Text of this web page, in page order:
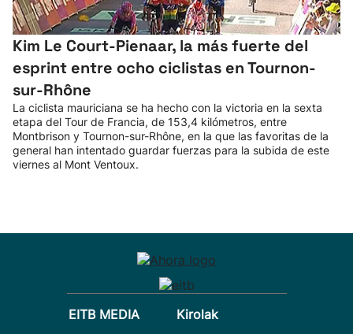
Kim Le Court-Pienaar, la más fuerte del
esprint entre ocho ciclistas en Tournon-
sur-Rhône
La ciclista mauriciana se ha hecho con la victoria en la sexta
etapa del Tour de Francia, de 153,4 kilómetros, entre
Montbrison y Tournon-sur-Rhône, en la que las favoritas de la
general han intentado guardar fuerzas para la subida de este
viernes al Mont Ventoux.
EITB MEDIA
Kirolak